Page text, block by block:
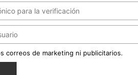
correos de marketing ni publicitarios.